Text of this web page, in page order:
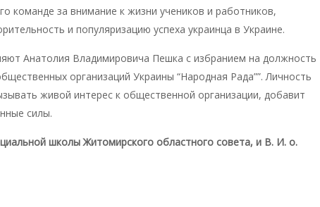
команде за внимание к жизни учеников и работников,
и популяризацию успеха украинца в Украине.
Анатолия Владимировича Пешка с избранием на должность
организаций Украины “Народная Рада””. Личность
живой интерес к общественной организации, добавит
силы.
школы Житомирского областного совета, и В. И. о.